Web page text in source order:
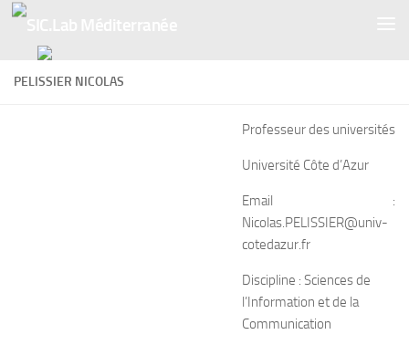
PELISSIER NICOLAS
Professeur des universités
Université Côte d’Azur
Email :
Nicolas.PELISSIER@univ-
cotedazur.fr
Discipline : Sciences de
l’Information et de la
Communication